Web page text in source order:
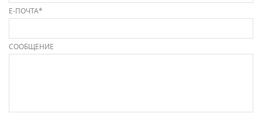
Е-ПОЧТА*
СООБЩЕНИЕ